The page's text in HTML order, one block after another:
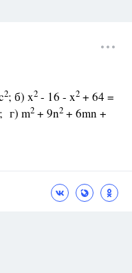
2; б) x2 - 16 - x2 + 64 =
г) m2 + 9n2 + 6mn +